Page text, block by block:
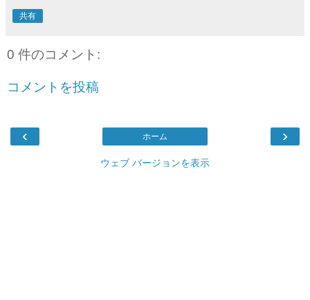
共有
0 件のコメント:
コメントを投稿
‹ ›
ホーム
ウェブ バージョンを表示